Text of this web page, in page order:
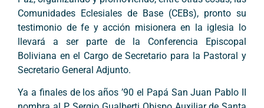
Comunidades Eclesiales de Base (CEBs), pronto su
testimonio de fe y acción misionera en la iglesia lo
llevará a ser parte de la Conferencia Episcopal
Boliviana en el Cargo de Secretario para la Pastoral y
Secretario General Adjunto.
Ya a finales de los años ’90 el Papá San Juan Pablo II